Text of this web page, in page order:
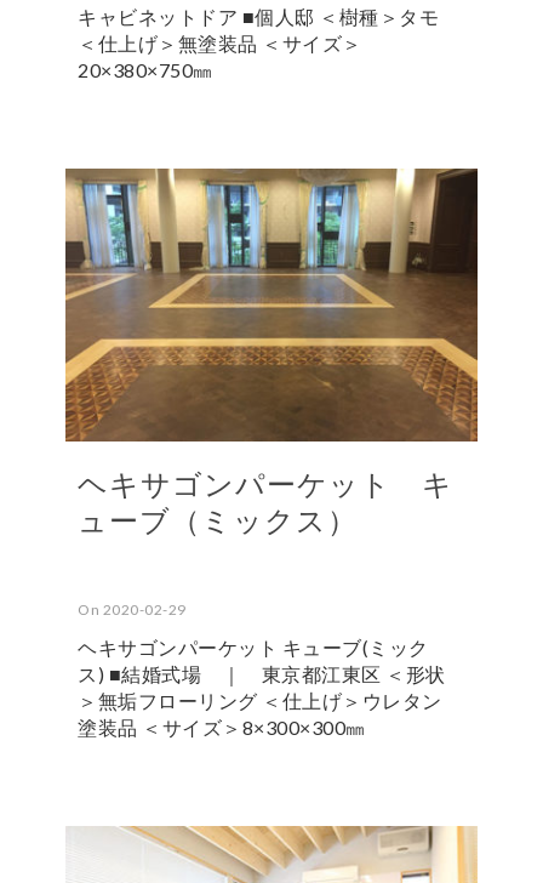
キャビネットドア ■個人邸 ＜樹種＞タモ
＜仕上げ＞無塗装品 ＜サイズ＞
20×380×750㎜
ヘキサゴンパーケット キ
ューブ（ミックス）
On 2020-02-29
ヘキサゴンパーケット キューブ(ミック
ス) ■結婚式場 ｜ 東京都江東区 ＜形状
＞無垢フローリング ＜仕上げ＞ウレタン
塗装品 ＜サイズ＞8×300×300㎜